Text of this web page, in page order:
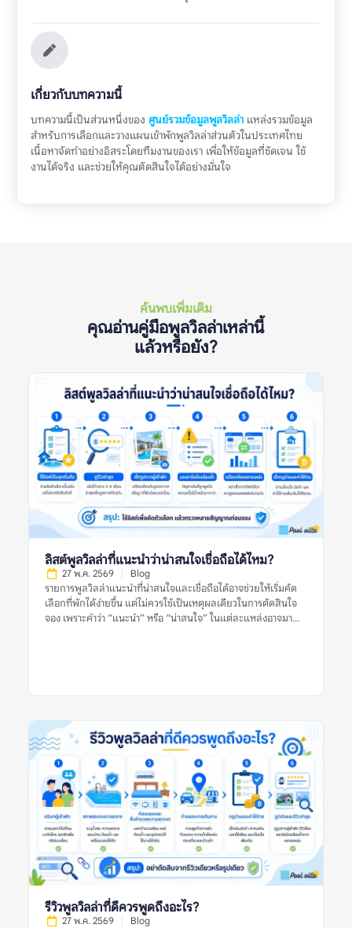
เกี่ยวกับบทความนี้
บทความนี้เป็นส่วนหนึ่งของ ศูนย์รวมข้อมูลพูลวิลล่าแหล่งรวมข้อมูล
สำหรับการเลือกและวางแผนเข้าพักพูลวิลล่าส่วนตัวในประเทศไทย
เนื้อหาจัดทำอย่างอิสระโดยทีมงานของเรา เพื่อให้ข้อมูลที่ชัดเจน ใช้
งานได้จริง และช่วยให้คุณตัดสินใจได้อย่างมั่นใจ
ค้นพบเพิ่มเติม
คุณอ่านคู่มือพูลวิลล่าเหล่านี้
แล้วหรือยัง?
ลิสต์พูลวิลล่าที่แนะนำว่าน่าสนใจเชื่อถือได้ไหม?
27 พ.ค. 2569 Blog
รายการพูลวิลล่าแนะนำที่น่าสนใจและเชื่อถือได้อาจช่วยให้เริ่มคัด
เลือกที่พักได้ง่ายขึ้น แต่ไม่ควรใช้เป็นเหตุผลเดียวในการตัดสินใจ
จอง เพราะคำว่า “แนะนำ” หรือ “น่าสนใจ” ในแต่ละแหล่งอาจมา
จากผู้เข้าพัก ข้อร้องเรียนซ้ำ กฎบ้าน ค่าใช้จ่ายเพิ่มเติม และข้อมูล
หรือรูปเดียว เพราะพูลวิลล่าที่เหมาะกับคนหนึ่งอาจไม่เหมาะกับอีก
กลุ่มหนึ่งเสมอไป รายการพูลวิลล่าแนะนำที่น่าสนใจและเชื่อถือได้
หมายถึงอะไร? รายการพูลวิลล่าแนะนำที่น่าสนใจและเชื่อถือได้
หมายถึงรายชื่อที่พักพูลวิลล่าที่ถูกนำเสนอว่าเหมาะแก่การพิจารณา
โดยอาจคัดจากทำเล ราคา ความนิยม รูปภาพ รีวิว สิ่งอำนวยความ
สะดวก หรือความเหมาะสมกับกลุ่มผู้เข้าพักบางประเภท อย่างไร
ก็ตาม คำว่า “แนะนำ” ไม่ได้แปลว่าที่พักนั้นเหมาะกับทุกคน และไม่
ได้รับประกันว่าประสบการณ์เข้าพักจะตรงกับความคาดหวังเสมอไป
เพราะผู้จองแต่ละกลุ่มมีเงื่อนไขต่างกัน เช่น จำนวนคน งบประมาณ
ความต้องการใช้สระ ความต้องการทำอาหาร ความเงียบสงบ หรือ
ความสะดวกในการเดินทาง ลิสต์แนะนำที่มีคุณภาพควรช่วยให้ผู้
อ่านเห็นเกณฑ์การพิจารณา ไม่ใช่แค่บอกว่าที่พักใด “ดีที่สุด” โดย
ไม่มีเหตุผลประกอบ ยิ่งลิสต์อธิบายเกณฑ์ชัดเจน เช่น เหมาะกับ
ครอบครัว […]
รีวิวพูลวิลล่าที่ดีควรพูดถึงอะไร?
27 พ.ค. 2569 Blog